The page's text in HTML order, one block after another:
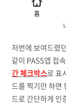
저번에 보여드렸
같이 PASS앱 접
간 체크박스로 표
드를 찍기만 하면
드로 간단하게 인